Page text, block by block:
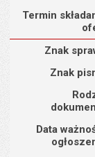
Termin
Znak sprawy :
Znak
Znak
Data